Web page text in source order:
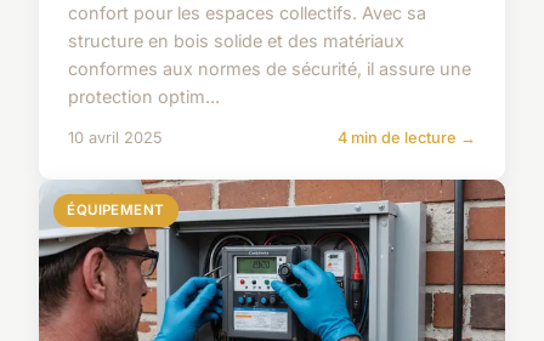
confort pour les espaces collectifs. Avec sa
structure en bois solide et des matériaux
conformes aux normes de sécurité, il assure une
protection optim...
10 avril 2025 4 min de lecture →
ÉQUIPEMENT